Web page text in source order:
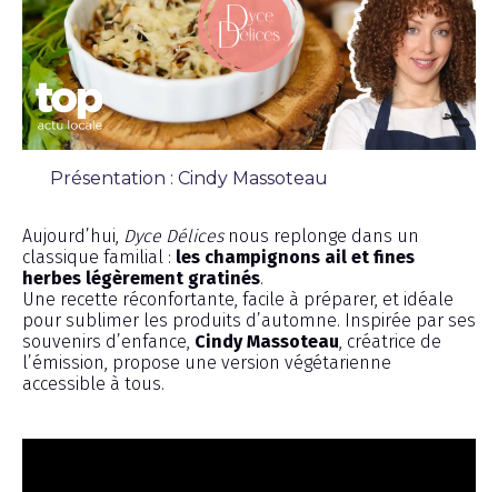
Présentation : Cindy Massoteau
Aujourd’hui, Dyce Délicesnous replonge dans un
classique familial : les champignons ail et fines
herbes légèrement gratinés.
Une recette réconfortante, facile à préparer, et idéale
pour sublimer les produits d’automne. Inspirée par ses
souvenirs d’enfance, Cindy Massoteau , créatrice de
l’émission, propose une version végétarienne
accessible à tous.